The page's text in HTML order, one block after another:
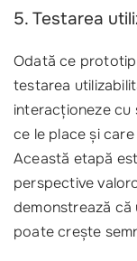
5. Testarea
Odată ce
testarea
interacționeze cu
ce le place și
Această etapă
perspective
demonstrează
poate crește